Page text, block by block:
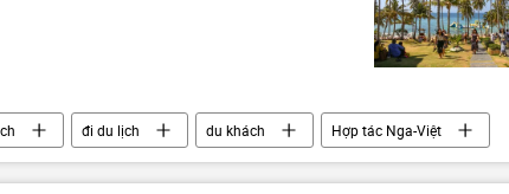
đi du lịch du khách
Hợp tác Nga-Việt
Âu